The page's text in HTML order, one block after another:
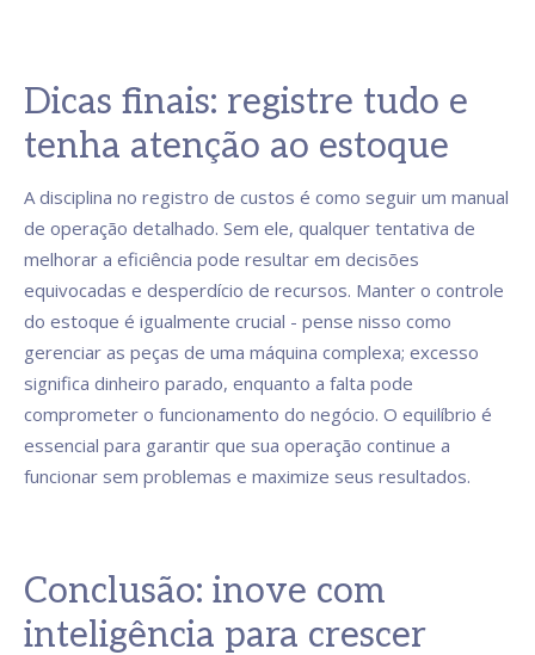
Dicas finais: registre tudo e
tenha atenção ao estoque
A disciplina no registro de custos é como seguir um manual
de operação detalhado. Sem ele, qualquer tentativa de
melhorar a eficiência pode resultar em decisões
equivocadas e desperdício de recursos. Manter o controle
do estoque é igualmente crucial - pense nisso como
gerenciar as peças de uma máquina complexa; excesso
significa dinheiro parado, enquanto a falta pode
comprometer o funcionamento do negócio. O equilíbrio é
essencial para garantir que sua operação continue a
funcionar sem problemas e maximize seus resultados.
Conclusão: inove com
inteligência para crescer